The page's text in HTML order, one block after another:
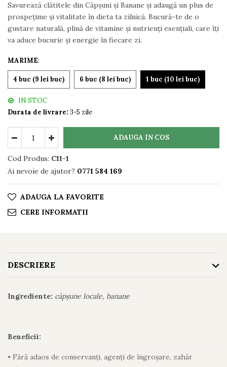
Savurează clătitele din Căpșuni și Banane și adaugă un plus de
prospețime și vitalitate în dieta ta zilnică. Bucură-te de o
gustare naturală, plină de vitamine și nutrienți esențiali, care îți
va aduce bucurie și energie în fiecare zi.
MARIME:
4 buc (9 lei buc) 6 buc (8 lei buc) 1 buc (10 lei buc)
IN STOC
Durata de livrare: 3-5 zile
ADAUGA IN COS
Cod Produs: C11-1
Ai nevoie de ajutor? 0771 584 169
ADAUGA LA FAVORITE
CERE INFORMATII
DESCRIERE
Ingrediente: căpșune locale, banane
Beneficii:
• Fără adaos de conservanți, agenți de îngroșare, zahăr